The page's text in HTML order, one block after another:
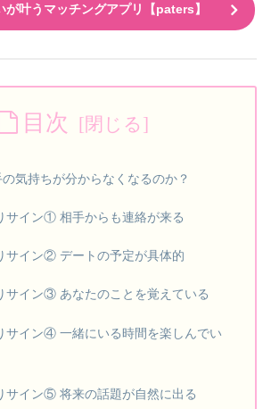
が叶うマッチングアプリ【paters】
目次
気持ちが分からなくなるのか？
サイン① 相手からも連絡が来る
サイン② デートの予定が具体的
サイン③ あなたのことを覚えている
サイン④ 一緒にいる時間を楽しんでい
サイン⑤ 将来の話題が自然に出る